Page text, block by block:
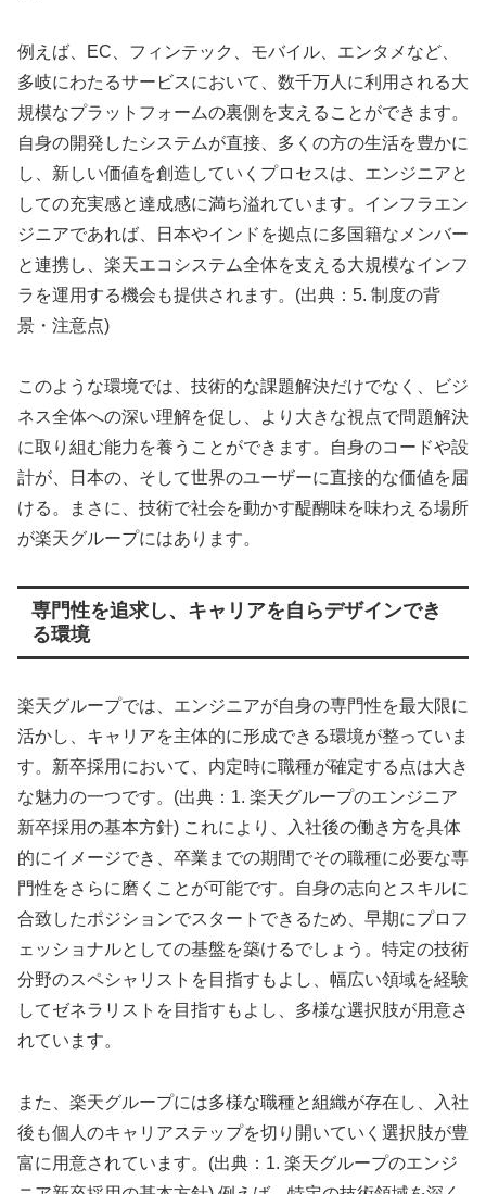
例えば、EC、フィンテック、モバイル、エンタメなど、
多岐にわたるサービスにおいて、数千万人に利用される大
規模なプラットフォームの裏側を支えることができます。
自身の開発したシステムが直接、多くの方の生活を豊かに
し、新しい価値を創造していくプロセスは、エンジニアと
しての充実感と達成感に満ち溢れています。インフラエン
ジニアであれば、日本やインドを拠点に多国籍なメンバー
と連携し、楽天エコシステム全体を支える大規模なインフ
ラを運用する機会も提供されます。(出典：5. 制度の背
景・注意点)
このような環境では、技術的な課題解決だけでなく、ビジ
ネス全体への深い理解を促し、より大きな視点で問題解決
に取り組む能力を養うことができます。自身のコードや設
計が、日本の、そして世界のユーザーに直接的な価値を届
ける。まさに、技術で社会を動かす醍醐味を味わえる場所
が楽天グループにはあります。
専門性を追求し、キャリアを自らデザインでき
る環境
楽天グループでは、エンジニアが自身の専門性を最大限に
活かし、キャリアを主体的に形成できる環境が整っていま
す。新卒採用において、内定時に職種が確定する点は大き
な魅力の一つです。(出典：1. 楽天グループのエンジニア
新卒採用の基本方針) これにより、入社後の働き方を具体
的にイメージでき、卒業までの期間でその職種に必要な専
門性をさらに磨くことが可能です。自身の志向とスキルに
合致したポジションでスタートできるため、早期にプロフ
ェッショナルとしての基盤を築けるでしょう。特定の技術
分野のスペシャリストを目指すもよし、幅広い領域を経験
してゼネラリストを目指すもよし、多様な選択肢が用意さ
れています。
また、楽天グループには多様な職種と組織が存在し、入社
後も個人のキャリアステップを切り開いていく選択肢が豊
富に用意されています。(出典：1. 楽天グループのエンジ